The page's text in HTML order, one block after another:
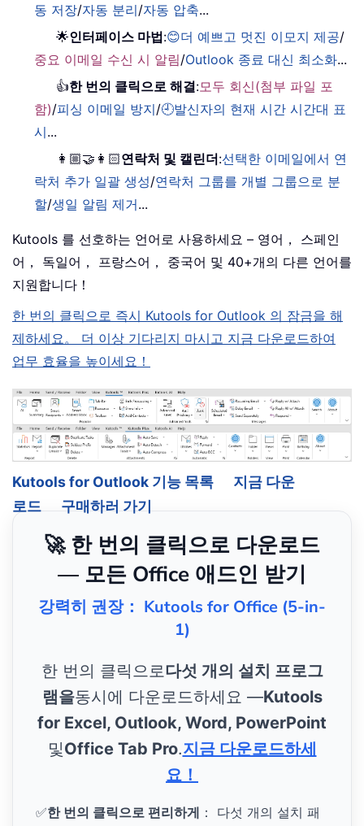
동 저장/자동 분리/자동 압축...
🌟인터페이스 마법:😊더 예쁘고 멋진 이모지 제공/
중요 이메일 수신 시 알림/Outlook 종료 대신 최소화...
👍한 번의 클릭으로 해결:모두 회신(첨부 파일 포
함)/피싱 이메일 방지/🕘발신자의 현재 시간 시간대 표
시...
👩🏼‍🤝‍👩🏻연락처 및 캘린더:선택한 이메일에서 연
락처 추가 일괄 생성/연락처 그룹를 개별 그룹으로 분
할/생일 알림 제거...
Kutools 를 선호하는 언어로 사용하세요 – 영어， 스페인
어， 독일어， 프랑스어， 중국어 및 40+개의 다른 언어를
지원합니다！
한 번의 클릭으로 즉시 Kutools for Outlook 의 잠금을 해
제하세요。 더 이상 기다리지 마시고 지금 다운로드하여
업무 효율을 높이세요！
Kutools for Outlook 기능 목록
지금 다운
로드
구매하러 가기
🚀 한 번의 클릭으로 다운로드
— 모든 Office 애드인 받기
강력히 권장： Kutools for Office (5-in-
1)
한 번의 클릭으로다섯 개의 설치 프로그
램을동시에 다운로드하세요 —Kutools
for Excel, Outlook, Word, PowerPoint
및Office Tab Pro.지금 다운로드하세
요！
✅한 번의 클릭으로 편리하게 ： 다섯 개의 설치 패